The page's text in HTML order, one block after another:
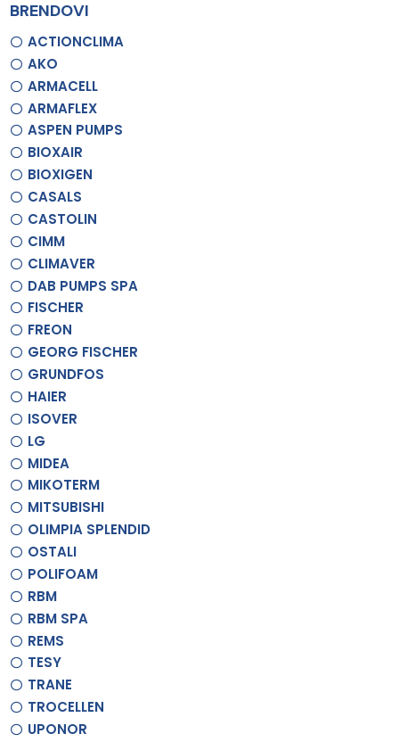
BRENDOVI
ACTIONCLIMA
AKO
ARMACELL
ARMAFLEX
ASPEN PUMPS
BIOXAIR
BIOXIGEN
CASALS
CASTOLIN
CIMM
CLIMAVER
DAB PUMPS SPA
FISCHER
FREON
GEORG FISCHER
GRUNDFOS
HAIER
ISOVER
LG
MIDEA
MIKOTERM
MITSUBISHI
OLIMPIA SPLENDID
OSTALI
POLIFOAM
RBM
RBM SPA
REMS
TESY
TRANE
TROCELLEN
UPONOR